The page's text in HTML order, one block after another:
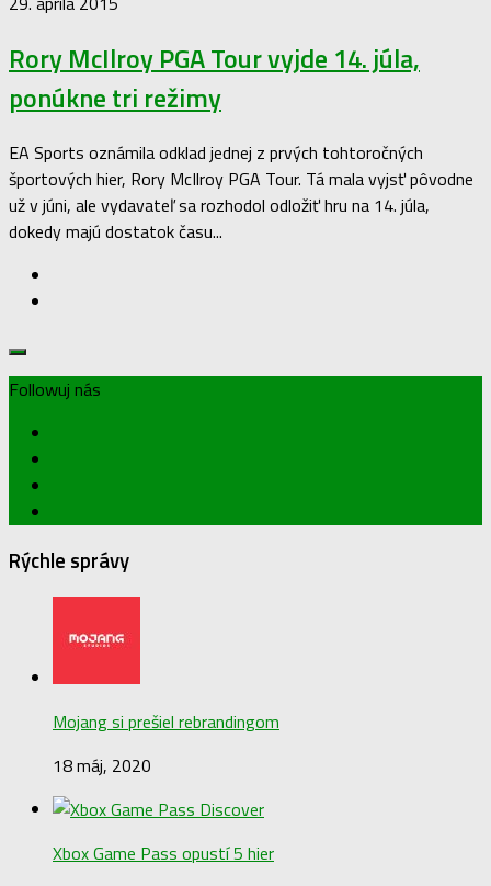
Rory McIlroy PGA Tour vyjde 14. júla,
ponúkne tri režimy
EA Sports oznámila odklad jednej z prvých tohtoročných
športových hier, Rory McIlroy PGA Tour. Tá mala vyjsť pôvodne
už v júni, ale vydavateľ sa rozhodol odložiť hru na 14. júla,
dokedy majú dostatok času...
Followuj nás
Rýchle správy
Mojang si prešiel rebrandingom
18 máj, 2020
Xbox Game Pass opustí 5 hier